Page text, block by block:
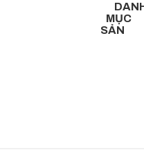
MỤC
SẢN